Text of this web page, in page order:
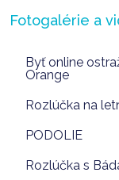
Fotogalérie a
Byť online
Orange
Rozlúčka na
PODOLIE
Rozlúčka s